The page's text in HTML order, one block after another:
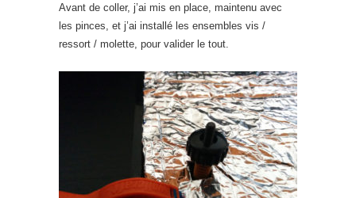
Avant de coller, j’ai mis en place, maintenu avec
les pinces, et j’ai installé les ensembles vis /
ressort / molette, pour valider le tout.